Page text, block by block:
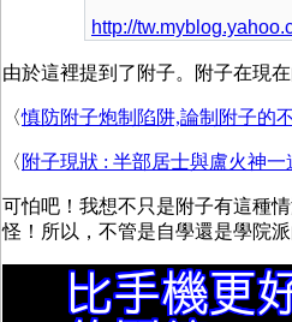
http://
由於這裡提到了附子。附子在現
〈慎防附子炮制陷阱,論制附子的
〈 附子現狀 : 半部居士與盧火神一
可怕吧！我想不只是附子有這種
怪！所以，不管是自學還是學院